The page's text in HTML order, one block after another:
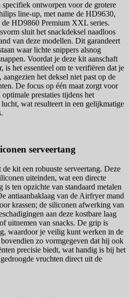
ontworpen voor de grotere
line-up, met name de HD9630,
HD9860 Premium XXL series.
sluit het snackdeksel naadloos
van deze modellen. Dit garandeert
waar lichte snippers alsnog
Voordat je deze kit aanschaft
is het essentieel om te verifiëren dat je
het deksel niet past op de
De focus op één maat zorgt voor
prestaties tijdens het
wat resulteert in een gelijkmatige
serveertang
de kit een robuuste serveertang. Deze
uiteinden, wat een directe
is ten opzichte van standaard metalen
antiaanbaklaag van de Airfryer mand
krassen; de siliconen afwerking van
aan deze kostbare laag
uitnemen van snacks. De grip is
waardoor je veilig kunt werken in de
zo vormgegeven dat hij ook
precisie biedt, wat handig is bij het
vruchten direct uit de